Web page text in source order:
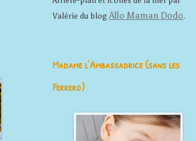
Valérie du blog Allo Maman Dodo.
Madame l’Ambassadrice (sans les
Ferrero)